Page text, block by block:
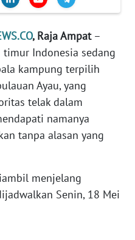
, Raja Ampat–
Indonesia sedang
kampung terpilih
Ayau, yang
telak dalam
namanya
tanpa alasan yang
menjelang
Senin, 18 Mei